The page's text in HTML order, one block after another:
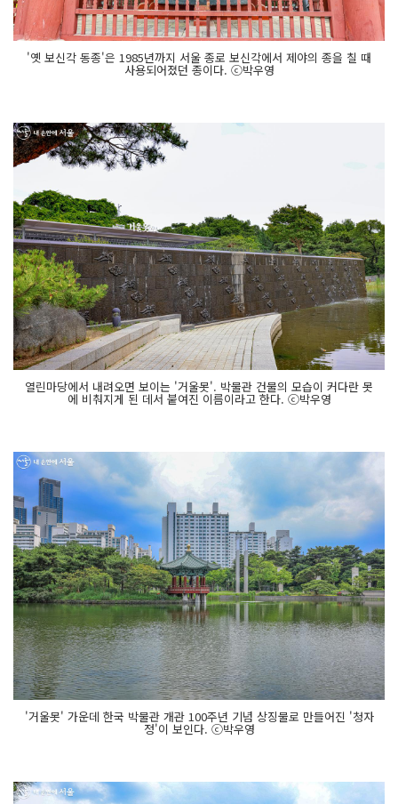
'옛 보신각 동종'은 1985년까지 서울 종로 보신각에서 제야의 종을 칠 때
사용되어졌던 종이다. ⓒ박우영
열린마당에서 내려오면 보이는 '거울못'. 박물관 건물의 모습이 커다란 못
에 비춰지게 된 데서 붙여진 이름이라고 한다. ⓒ박우영
'거울못' 가운데 한국 박물관 개관 100주년 기념 상징물로 만들어진 '청자
정'이 보인다. ⓒ박우영